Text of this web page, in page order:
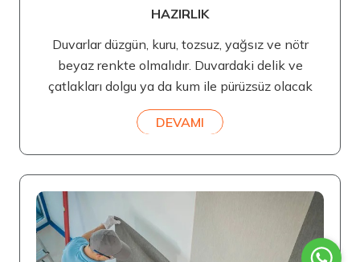
HAZIRLIK
Duvarlar düzgün, kuru, tozsuz, yağsız ve nötr
beyaz renkte olmalıdır. Duvardaki delik ve
çatlakları dolgu ya da kum ile pürüzsüz olacak
DEVAMI